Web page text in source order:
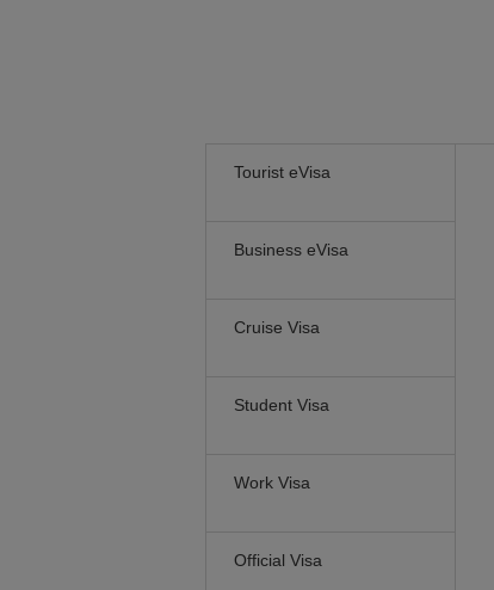
Tourist eVisa
Business eVisa
Cruise Visa
Student Visa
Work Visa
Official Visa